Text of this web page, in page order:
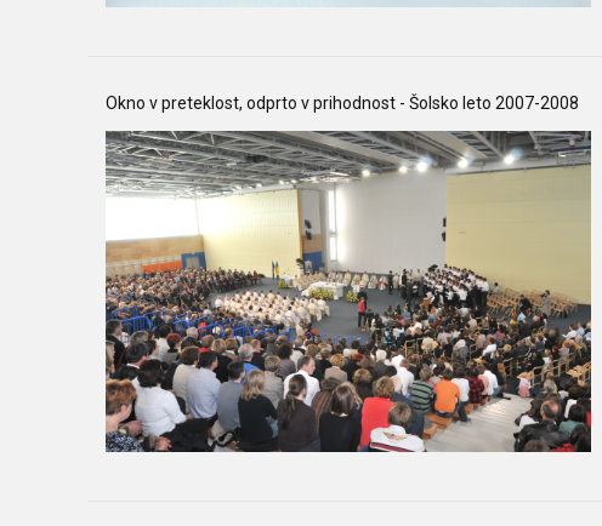
Okno v preteklost, odprto v prihodnost - Šolsko leto 2007-2008